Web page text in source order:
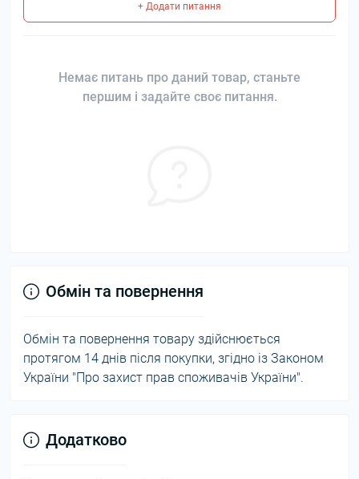
+ Додати питання
Немає питань про даний товар, станьте
першим і задайте своє питання.
Обмін та повернення
Обмін та повернення товару здійснюється
протягом 14 днів після покупки, згідно із Законом
України "Про захист прав споживачів України".
Додатково